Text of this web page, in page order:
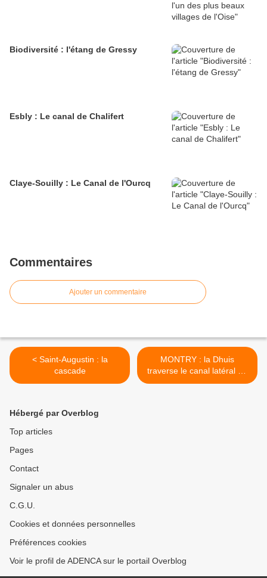
Biodiversité : l'étang de Gressy
Esbly : Le canal de Chalifert
Claye-Souilly : Le Canal de l'Ourcq
Commentaires
Ajouter un commentaire
< Saint-Augustin : la
cascade
MONTRY : la Dhuis
traverse le canal latéral du
Grand Morin >
Hébergé par Overblog
Top articles
Pages
Contact
Signaler un abus
C.G.U.
Cookies et données personnelles
Préférences cookies
Voir le profil de ADENCA sur le portail Overblog